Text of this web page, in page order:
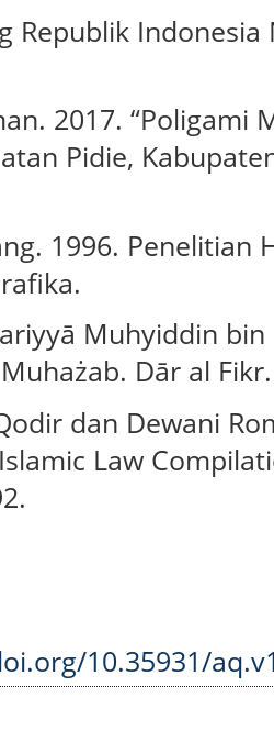
Republik
2017. “Poligami
Pidie,
1996. Penelitian
Muhyiddin
Dār al Fikr.
dan Dewani
Law
10.35931/